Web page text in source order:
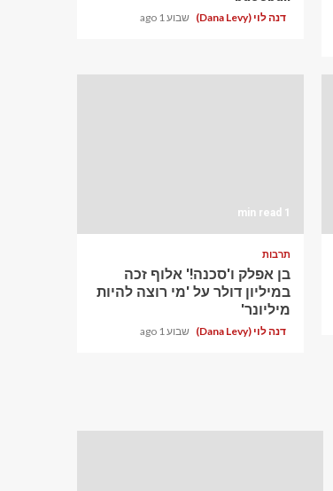
דנה לוי (Dana Levy) שבוע 1 ago
1 min read
תרבות
בן אפלק ו'סכנה!' אלוף זכה
במיליון דולר על 'מי רוצה להיות
מיליונר'
דנה לוי (Dana Levy) שבוע 1 ago